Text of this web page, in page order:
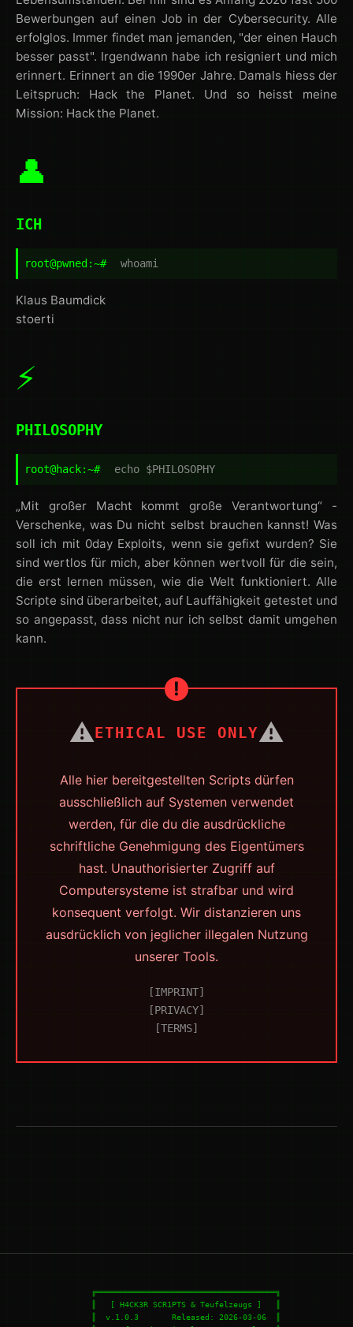
Bewerbungen auf einen Job in der Cybersecurity. Alle
erfolglos. Immer findet man jemanden, "der einen Hauch
besser passt". Irgendwann habe ich resigniert und mich
erinnert. Erinnert an die 1990er Jahre. Damals hiess der
Leitspruch: Hack the Planet. Und so heisst meine
Mission: Hack the Planet.
👤
ICH
root@pwned:~# whoami
Klaus Baumdick
stoerti
⚡
PHILOSOPHY
root@hack:~# echo $PHILOSOPHY
„Mit großer Macht kommt große Verantwortung“ -
Verschenke, was Du nicht selbst brauchen kannst! Was
soll ich mit 0day Exploits, wenn sie gefixt wurden? Sie
sind wertlos für mich, aber können wertvoll für die sein,
die erst lernen müssen, wie die Welt funktioniert. Alle
Scripte sind überarbeitet, auf Lauffähigkeit getestet und
so angepasst, dass nicht nur ich selbst damit umgehen
kann.
⚠️ETHICAL USE ONLY⚠️
Alle hier bereitgestellten Scripts dürfen
ausschließlich auf Systemen verwendet
werden, für die du die ausdrückliche
schriftliche Genehmigung des Eigentümers
hast. Unauthorisierter Zugriff auf
Computersysteme ist strafbar und wird
konsequent verfolgt. Wir distanzieren uns
ausdrücklich von jeglicher illegalen Nutzung
unserer Tools.
[IMPRINT]
[PRIVACY]
[TERMS]
    ╔══════════════════════════════════════╗
    ║   [ H4CK3R SCR1PTS & Teufelzeugs ]   ║
    ║  v.1.0.3       Released: 2026-03-06  ║